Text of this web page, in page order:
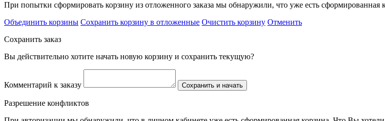
При попытки сформировать корзину из отложенного заказа мы обнаружили, что уже есть сформированная
Объединить корзины Сохранить корзину в отложенные Очистить корзину Отменить
Сохранить заказ
Вы действительно хотите начать новую корзину и сохранить текущую?
Комментарий к заказу Сохранить и начать
Разрешение конфликтов